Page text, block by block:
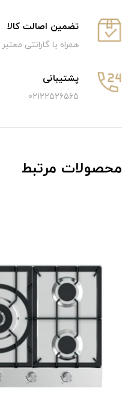
تضمین اصالت کالا
همراه با گارانتی معتبر
پشتیبانی
02122526565
محصولات مرتبط